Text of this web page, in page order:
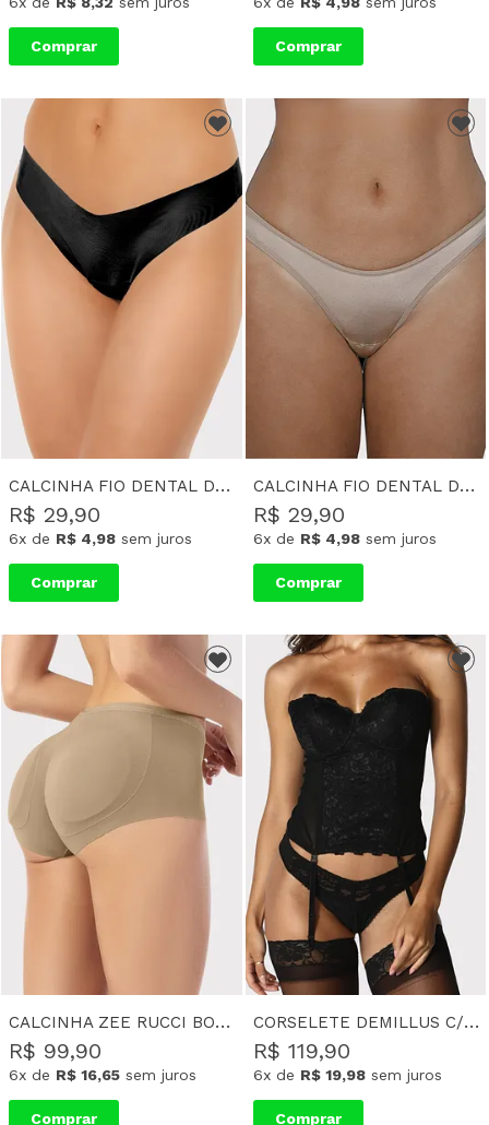
Comprar Comprar
CALCINHA FIO DENTAL DEMILLUS MARI - PRETO
R$ 29,90
6x de R$ 4,98 sem juros
Comprar
CALCINHA FIO DENTAL DEMILLUS JÉSSICA - BEGE
R$ 29,90
6xde R$ 4,98sem juros
Comprar
CALCINHA ZEE RUCCI BOXER MAGIC BUMBUM SABRINA
R$ 99,90
6x de R$ 16,65 sem juros
Comprar
CORSELETE DEMILLUS C/ BOJO E RENDA FABIANA
R$ 119,90
6xde R$ 19,98sem juros
Comprar